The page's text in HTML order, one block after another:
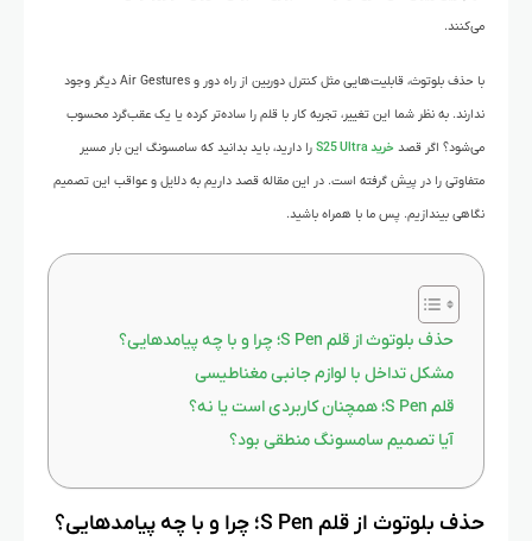
می‌کنند.
با حذف بلوتوث، قابلیت‌هایی مثل کنترل دوربین از راه دور و Air Gestures دیگر وجود
ندارند. به نظر شما این تغییر، تجربه کار با قلم را ساده‌تر کرده یا یک عقب‌گرد محسوب
می‌شود؟ اگر قصد خرید S25 Ultra را دارید، باید بدانید که سامسونگ این بار مسیر
متفاوتی را در پیش گرفته است. در این مقاله قصد داریم به دلایل و عواقب این تصمیم
نگاهی بیندازیم. پس ما با همراه باشید.
حذف بلوتوث از قلم S Pen؛ چرا و با چه پیامدهایی؟
مشکل تداخل با لوازم جانبی مغناطیسی
قلم S Pen؛ همچنان کاربردی است یا نه؟
آیا تصمیم سامسونگ منطقی بود؟
حذف بلوتوث از قلم S Pen؛ چرا و با چه پیامدهایی؟